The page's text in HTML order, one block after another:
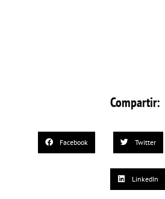
Compartir:
Facebook Twitter
LinkedIn